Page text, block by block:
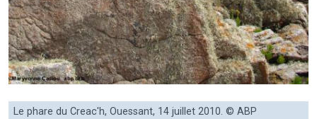
Le phare du Creac'h, Ouessant, 14 juillet 2010. © ABP